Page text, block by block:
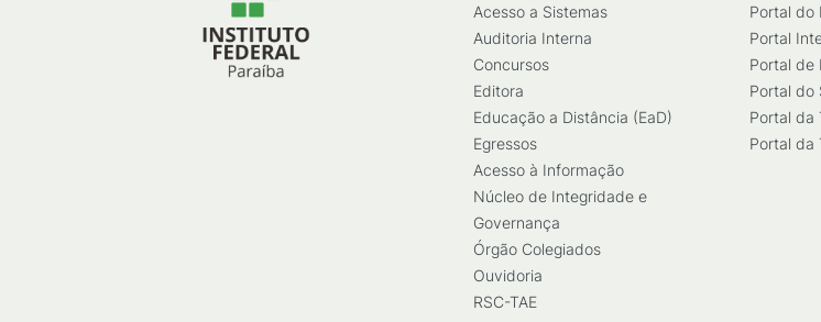
Acesso a Sistemas
Auditoria Interna
Concursos
Editora
Educação a Distância (EaD)
Egressos
Acesso à Informação
Núcleo de Integridade e
Governança
Órgão Colegiados
Ouvidoria
RSC-TAE
Portal do
Portal
Portal de
Portal do
Portal da
Portal da